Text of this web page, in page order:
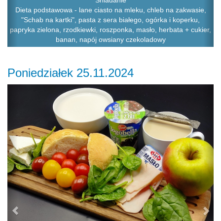
Dieta podstawowa - lane ciasto na mleku, chleb na zakwasie,
"Schab na kartki", pasta z sera białego, ogórka i koperku,
papryka zielona, rzodkiewki, roszponka, masło, herbata + cukier,
banan, napój owsiany czekoladowy
Poniedziałek 25.11.2024